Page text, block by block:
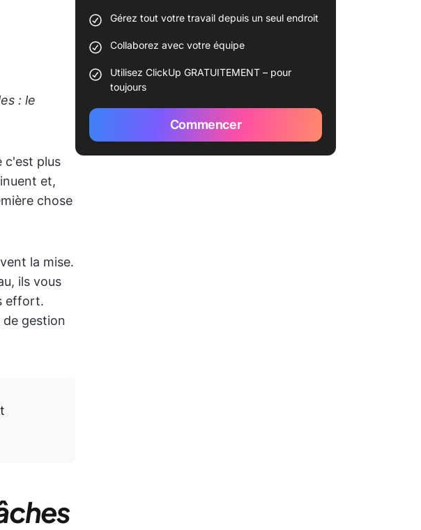
: le
c'est plus
et,
chose
la mise.
ils vous
effort.
de gestion
Gérez tout votre travail depuis un seul endroit
Collaborez avec votre équipe
Utilisez ClickUp GRATUITEMENT – pour
toujours
Commencer